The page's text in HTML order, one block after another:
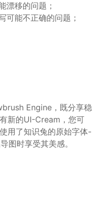
漂移的问题；
可能不正确的问题；
Engine，既分享稳
新的UI-Cream，您可
用了知识兔的原始字体-
图时享受其美感。